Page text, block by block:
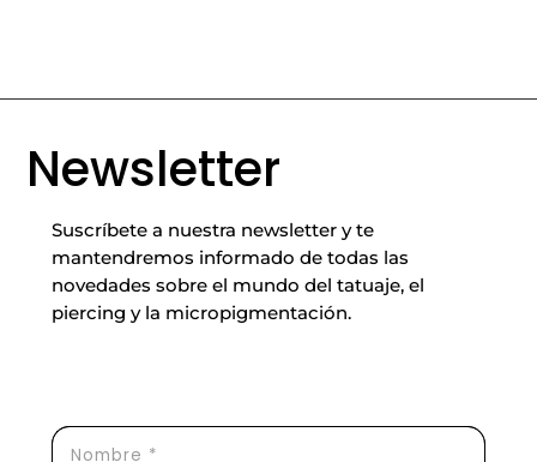
Newsletter
Suscríbete a nuestra newsletter y te
mantendremos informado de todas las
novedades sobre el mundo del tatuaje, el
piercing y la micropigmentación.